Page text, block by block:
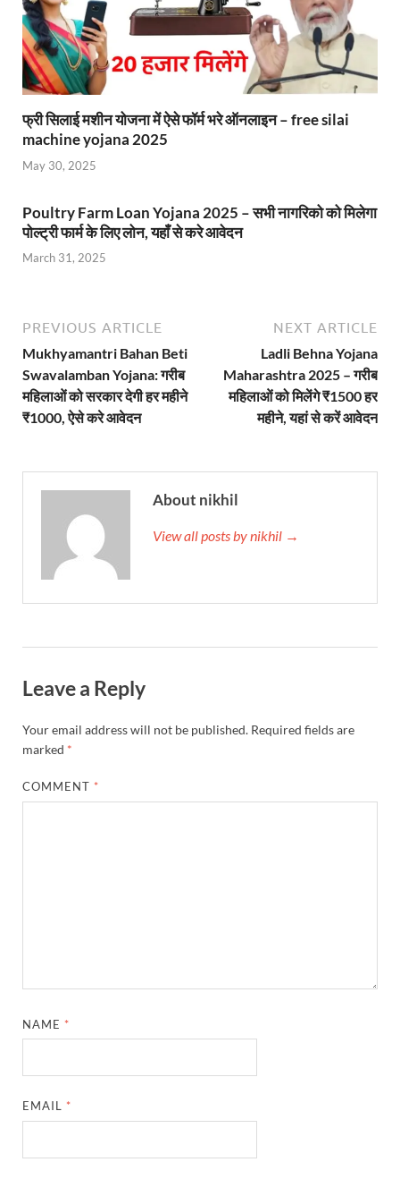
फ्री सिलाई मशीन योजना में ऐसे फॉर्म भरे ऑनलाइन – free silai
machine yojana 2025
May 30, 2025
Poultry Farm Loan Yojana 2025 – सभी नागरिको को मिलेगा
पोल्ट्री फार्म के लिए लोन, यहाँ से करे आवेदन
March 31, 2025
PREVIOUS ARTICLE
Mukhyamantri Bahan Beti
Swavalamban Yojana: गरीब
महिलाओं को सरकार देगी हर महीने
₹1000, ऐसे करे आवेदन
NEXT ARTICLE
Ladli Behna Yojana
Maharashtra 2025 – गरीब
महिलाओं को मिलेंगे ₹1500 हर
महीने, यहां से करें आवेदन
About nikhil
View all posts by nikhil →
Leave a Reply
Your email address will not be published. Required fields are
marked *
COMMENT *
NAME *
EMAIL *